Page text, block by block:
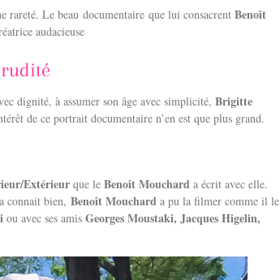
rareté. Le beau documentaire que lui consacrent Benoît
audacieuse
dignité, à assumer son âge avec simplicité, Brigitte
de ce portrait documentaire n’en est que plus grand.
Extérieur que le Benoît Mouchard a écrit avec elle.
connait bien, Benoît Mouchard a pu la filmer comme il le
ou avec ses amis Georges Moustaki, Jacques Higelin,